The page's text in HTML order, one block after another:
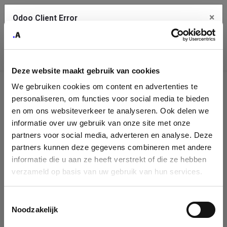
Deze website maakt gebruik van cookies
We gebruiken cookies om content en advertenties te
personaliseren, om functies voor social media te bieden
en om ons websiteverkeer te analyseren. Ook delen we
informatie over uw gebruik van onze site met onze
partners voor social media, adverteren en analyse. Deze
partners kunnen deze gegevens combineren met andere
informatie die u aan ze heeft verstrekt of die ze hebben
verzameld op basis van uw gebruik van hun services.
Noodzakelijk
Company
Identification
Please fill in your company details
You can search a company in our database by name, VAT or
enterprise ID. When a company is selected it will auto-complete the
form. If you don't find your company in our database, you can create
Odoo Client Error ×
service.
See details
Ok